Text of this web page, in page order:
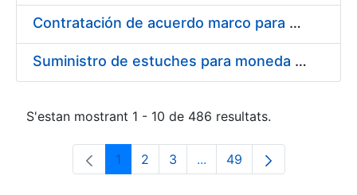
Contratación de acuerdo marco para el Suministro de Material de Electricidad para la Fábrica Nacional de Moneda y Timbre-Real Casa de la Moneda en su centro de trabajo de Burgos
Suministro de estuches para moneda de 30 €
S'estan mostrant 1 - 10 de 486 resultats.
Pàgina
1 Pàgina
2 Pàgina
3 ...Pàgines intermèdies
Pàgina
49